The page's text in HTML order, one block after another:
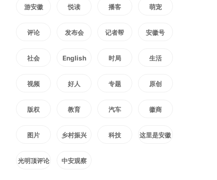
警戒水位险情报告后，乡防指第一
时间会商研判，启动乡级防汛Ⅲ级
应急响应。佘溪村通过大喇叭、铜
锣、电话、上门通知等方式开展全
域预警，包保责任人、巡查人员全
员在岗，加密库区、河道巡查，筑
游安徽 悦读 播客 萌宠
评论 发布会 记者帮 安徽号
社会 English 时局 生活
视频 好人 专题 原创
版权 教育 汽车 徽商
图片 乡村振兴 科技 这里是安徽
光明顶评论 中安观察